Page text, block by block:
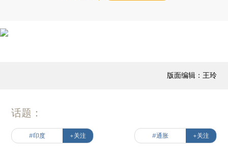
版面编辑：王玲
话题：
#印度 +关注 #通胀 +关注